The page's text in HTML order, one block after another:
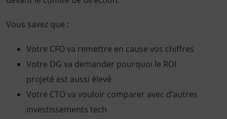
Vous savez que :
Votre CFO va remettre en cause vos chiffres
Votre DG va demander pourquoi le ROI
projeté est aussi élevé
Votre CTO va vouloir comparer avec d’autres
investissements tech